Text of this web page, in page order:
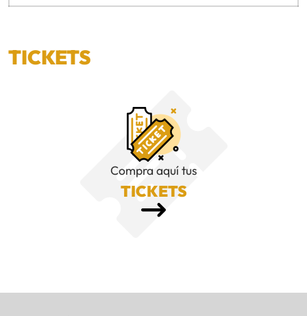
TICKETS
Compra aquí tus
TICKETS